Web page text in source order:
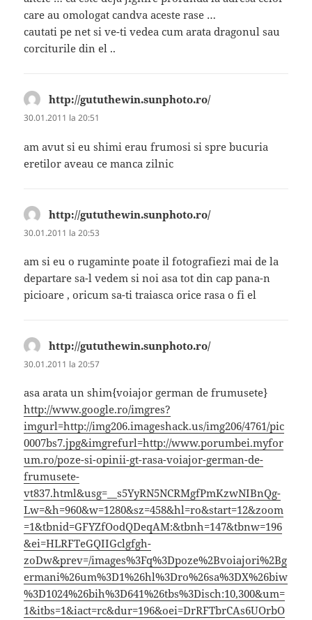
care au omologat candva aceste rase …
cautati pe net si ve-ti vedea cum arata dragonul sau
corciturile din el ..
http://gututhewin.sunphoto.ro/spune:
30.01.2011 la 20:51
am avut si eu shimi erau frumosi si spre bucuria
eretilor aveau ce manca zilnic
http://gututhewin.sunphoto.ro/spune:
30.01.2011 la 20:53
am si eu o rugaminte poate il fotografiezi mai de la
departare sa-l vedem si noi asa tot din cap pana-n
picioare , oricum sa-ti traiasca orice rasa o fi el
http://gututhewin.sunphoto.ro/spune:
30.01.2011 la 20:57
asa arata un shim{voiajor german de frumusete}
http://www.google.ro/imgres?
imgurl=http://img206.imageshack.us/img206/4761/pic
0007bs7.jpg&imgrefurl=http://www.porumbei.myfor
um.ro/poze-si-opinii-gt-rasa-voiajor-german-de-
frumusete-
vt837.html&usg=__s5YyRN5NCRMgfPmKzwNIBnQg-
Lw=&h=960&w=1280&sz=458&hl=ro&start=12&zoom
=1&tbnid=GFYZfOodQDeqAM:&tbnh=147&tbnw=196
&ei=HLRFTeGQIIGclgfgh-
zoDw&prev=/images%3Fq%3Dpoze%2Bvoiajori%2Bg
ermani%26um%3D1%26hl%3Dro%26sa%3DX%26biw
%3D1024%26bih%3D641%26tbs%3Disch:10,300&um=
1&itbs=1&iact=rc&dur=196&oei=DrRFTbrCAs6UOrbO